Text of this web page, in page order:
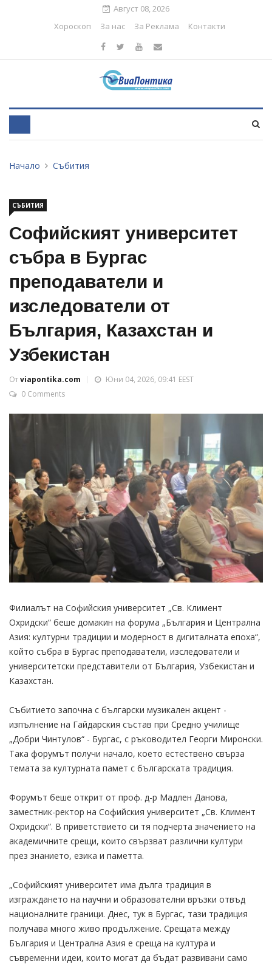
Август 08, 2026
Хороскоп
За нас За Реклама Контакти
Начало Събития
СЪБИТИЯ
Софийският университет
събра в Бургас
преподаватели и
изследователи от
България, Казахстан и
Узбекистан
Отviapontika.com
Юни 04, 2026, 09:41 EEST
0 Comments
Филиалът на Софийския университет „Св. Климент
Охридски“ беше домакин на форума „България и Централна
Азия: културни традиции и модерност в дигиталната епоха“,
който събра в Бургас преподаватели, изследователи и
университетски представители от България, Узбекистан и
Казахстан.
Събитието започна с български музикален акцент -
изпълнение на Гайдарския състав при Средно училище
„Добри Чинтулов“ - Бургас, с ръководител Георги Миронски.
Така форумът получи начало, което естествено свърза
темата за културната памет с българската традиция.
Форумът беше открит от проф. д-р Мадлен Данова,
заместник-ректор на Софийския университет „Св. Климент
Охридски“. В приветствието си тя подчерта значението на
академичните срещи, които свързват различни култури
през знанието, езика и паметта.
„Софийският университет има дълга традиция в
изграждането на научни и образователни връзки отвъд
националните граници. Днес, тук в Бургас, тази традиция
получава много живо продължение. Срещата между
България и Централна Азия е среща на култура и
съвременни идеи, които могат да бъдат развивани само